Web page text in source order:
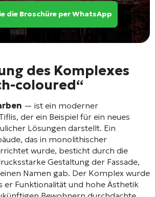
die Broschüre per WhatsApp
des Komplexes
coloured“
— ist ein moderner
der ein Beispiel für ein neues
Lösungen darstellt. Ein
, das in monolithischer
wurde, besticht durch die
Gestaltung der Fassade,
Namen gab. Der Komplex wurde
er Funktionalität und hohe Ästhetik